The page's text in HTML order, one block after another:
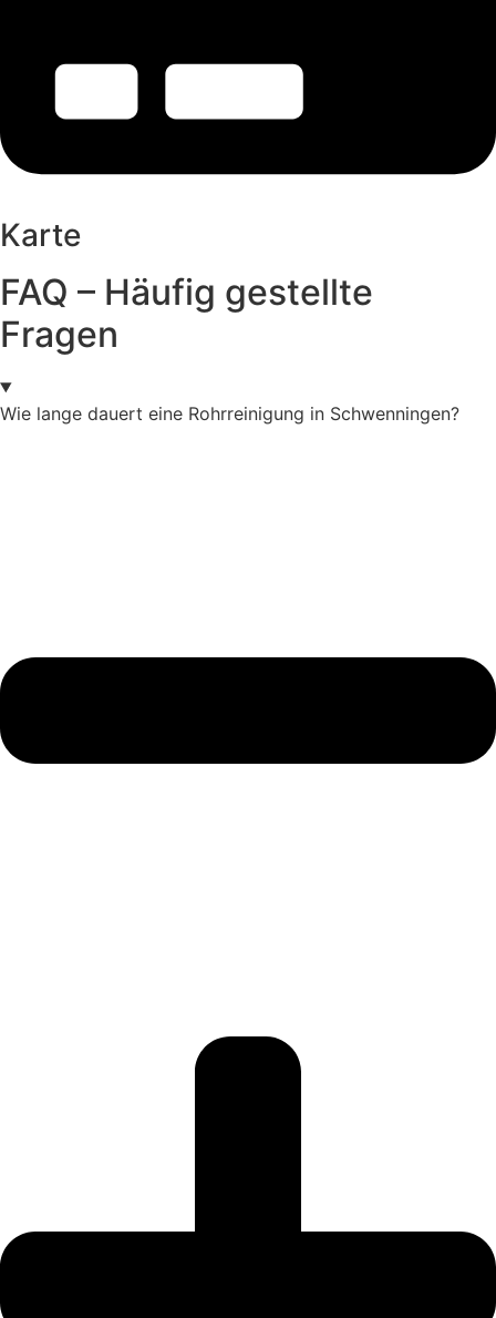
Karte
FAQ – Häufig gestellte
Fragen
Wie lange dauert eine Rohrreinigung in Schwenningen?